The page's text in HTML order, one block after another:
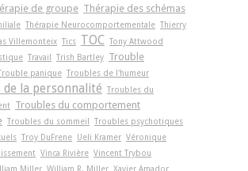
de groupe Thérapie des schémas
Thérapie Neurocomportementale Thierry
Villemonteix Tics TOC Tony Attwood
Travail Trish Bartley Trouble
panique Troubles de l'humeur
de la personnalité Troubles du
Troubles du comportement
Troubles du sommeil
Troubles psychotiques
Troy DuFrene Ueli Kramer Véronique
Vinca Rivière Vincent Trybou
Miller William R. Miller Xavier Amador